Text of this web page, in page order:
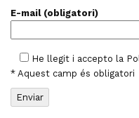
E-mail (obligatori)
He llegit i accepto la
* Aquest camp és obligatori